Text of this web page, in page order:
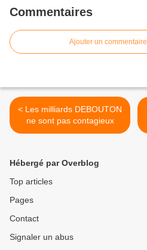
Commentaires
Ajouter un commentaire
< Les milliards DEBOUTON
ne sont pas contagieux
Hébergé par Overblog
Top articles
Pages
Contact
Signaler un abus